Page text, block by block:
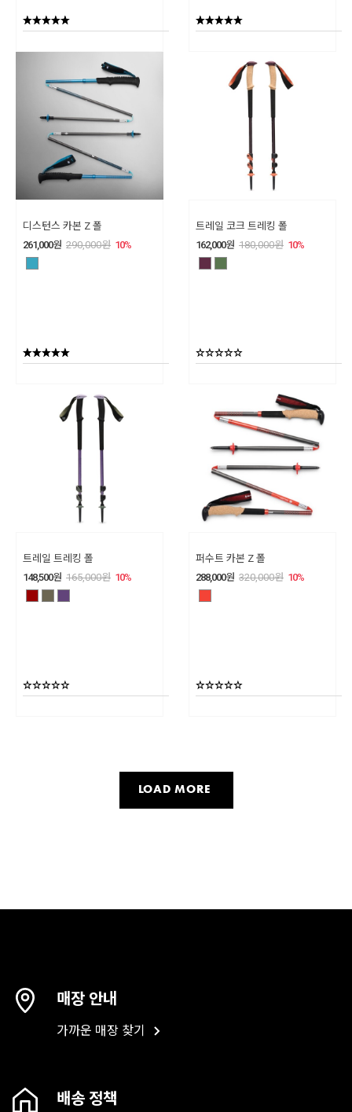
디스턴스 카본 Z 폴
261,000원 290,000원 10%
트레일 코크 트레킹 폴
162,000원 180,000원 10%
트레일 트레킹 폴
148,500원 165,000원 10%
퍼수트 카본 Z 폴
288,000원 320,000원 10%
LOAD MORE
매장 안내
가까운 매장 찾기
배송 정책